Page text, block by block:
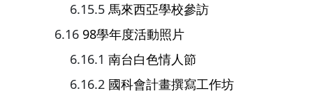
馬來西亞學校參訪
98學年度活動照片
南台白色情人節
國科會計畫撰寫工作坊